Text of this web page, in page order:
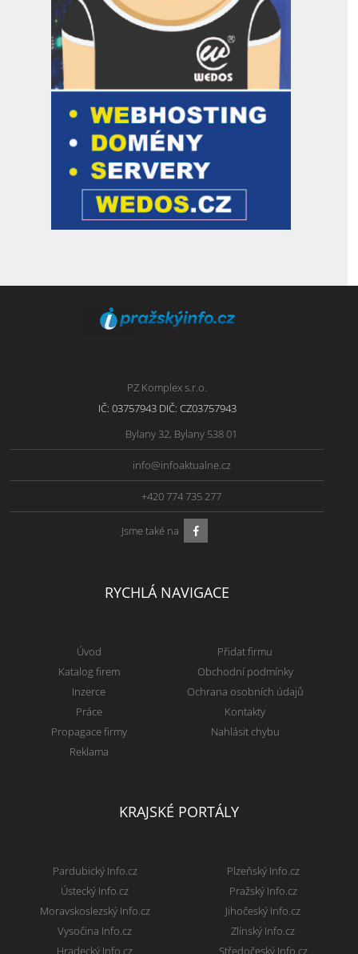
PZ Komplex s.r.o.
IČ: 03757943 DIČ: CZ03757943
Bylany 32, Bylany 538 01
info@infoaktualne.cz
+420 774 735 277
Jsme také na
RYCHLÁ NAVIGACE
Úvod
Katalog firem
Inzerce
Práce
Propagace firmy
Reklama
Přidat firmu
Obchodní podmínky
Ochrana osobních údajů
Kontakty
Nahlásit chybu
KRAJSKÉ PORTÁLY
Pardubický Info.cz
Ústecký Info.cz
Moravskoslezský Info.cz
Vysočina Info.cz
Hradecký Info.cz
Plzeňský Info.cz
Pražský Info.cz
Jihočeský Info.cz
Zlínský Info.cz
Středočeský Info.cz